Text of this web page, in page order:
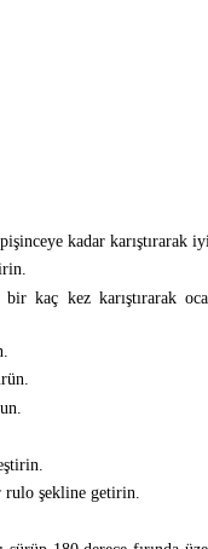
kadar karıştırarak
kaç kez karıştırarak
rulo şekline getirin.